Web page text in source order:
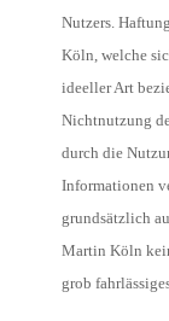
Nutzers.
Köln, welche
ideeller Art
Nichtnutzung
durch die
Informationen
grundsätzlich
Martin Köln
grob